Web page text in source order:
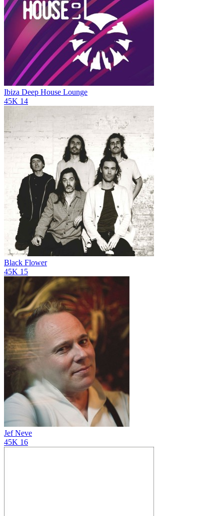
Ibiza Deep House Lounge
45K 14
Black Flower
45K 15
Jef Neve
45K 16